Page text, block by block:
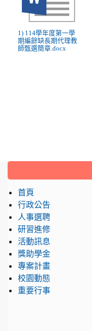
1) 114學年度第一學
期編餘缺長期代理教
師甄選簡章.docx
:::
首頁
行政公告
人事選聘
研習進修
活動訊息
獎助學金
專案計畫
校園動態
重要行事